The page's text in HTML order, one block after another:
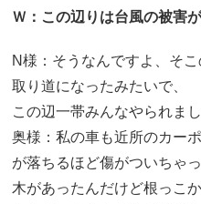
Ｗ：この辺りは台風の被害
N様：そうなんですよ、そ
取り道になったみたいで、
この辺一帯みんなやられまし
奥様：私の車も近所のカー
が落ちるほど傷がついちゃ
木があったんだけど根っこ